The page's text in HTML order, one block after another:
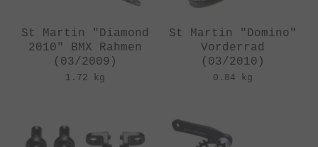
St Martin "Diamond
2010" BMX Rahmen
(03/2009)
1.72 kg
St Martin "Domino"
Vorderrad
(03/2010)
0.84 kg